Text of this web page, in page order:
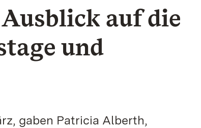
auf die
und
gaben Patricia Alberth,